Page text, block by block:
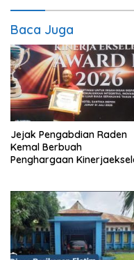
Baca Juga
Jejak Pengabdian Raden
Kemal Berbuah
Penghargaan